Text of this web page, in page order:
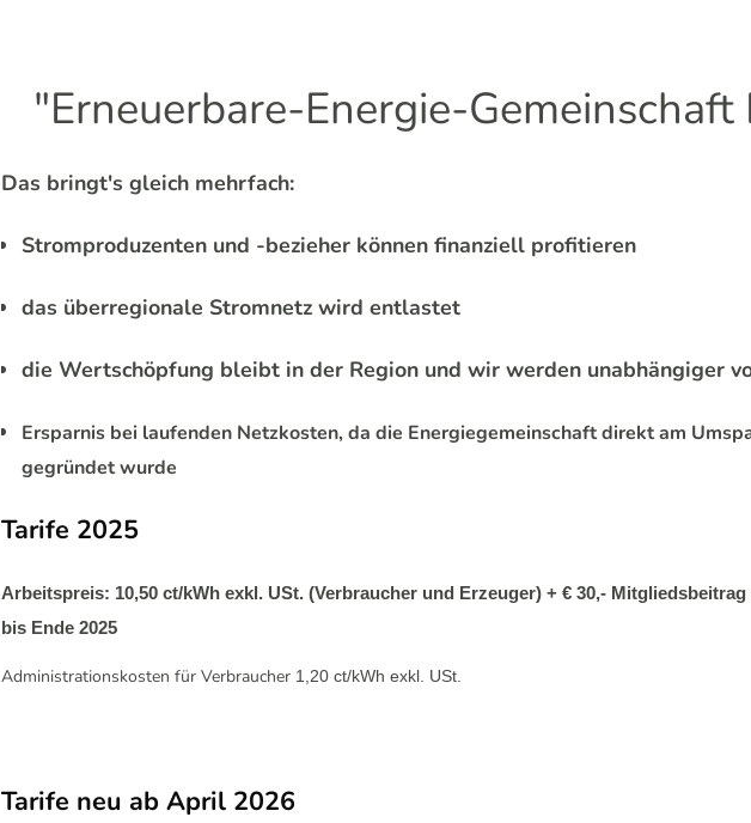
"Erneuerbare-Energie-
Das bringt's gleich mehrfach:
Stromproduzenten und -bezieher können finanziell profitieren
das überregionale Stromnetz wird entlastet
die Wertschöpfung bleibt in der Region und wir werden unabhängiger
Ersparnis bei laufenden Netzkosten, da die Energiegemeinschaft direkt am
gegründet wurde
Tarife 2025
Arbeitspreis: 10,50 ct/kWh exkl. USt. (Verbraucher und Erzeuger) + € 30,-
bis Ende 2025
Administrationskosten für Verbraucher 1,20 ct/kWh exkl. USt.
Tarife neu ab April 2026